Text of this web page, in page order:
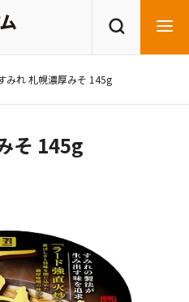
レシピを探す
みれ 札幌濃厚みそ 145g
そ 145g